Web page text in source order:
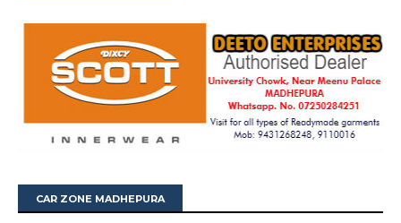
CAR ZONE MADHEPURA